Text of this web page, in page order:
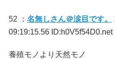
52 ： 名無しさん＠涙目です。
09:19:15.56 ID:h0V5f54D0.net
養殖モノより天然モノ